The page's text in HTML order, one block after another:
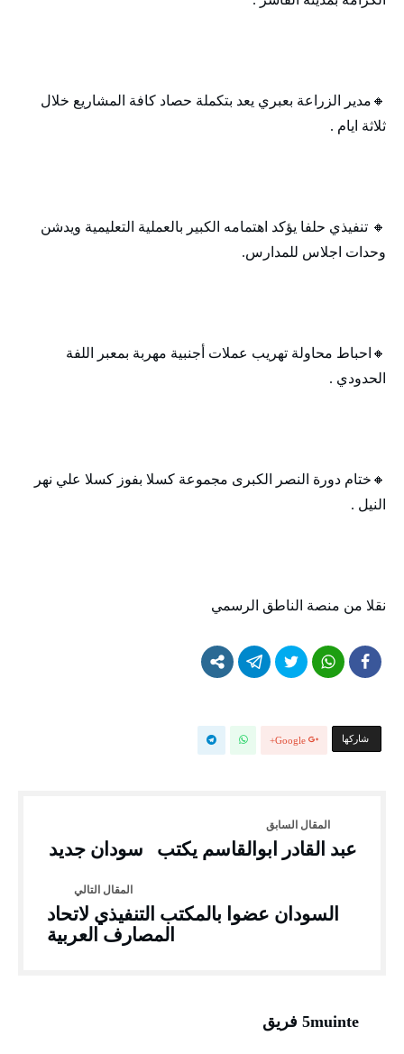
🔸‬‏مدير الزراعة بعبري يعد بتكملة حصاد كافة المشاريع خلال
ثلاثة ايام .
🔸‬‏ تنفيذي حلفا يؤكد اهتمامه الكبير بالعملية التعليمية ويدشن
وحدات اجلاس للمدارس.
🔸‬‏احباط محاولة تهريب عملات أجنبية مهربة بمعبر اللفة
الحدودي .
🔸‬‏ختام دورة النصر الكبرى مجموعة كسلا بفوز كسلا علي نهر
النيل .
‏نقلا من منصة الناطق الرسمي
‫‫ شاركها‬ Google+
عبد القادر ابوالقاسم يكتب سودان جديد
السودان عضوا بالمكتب التنفيذي لاتحاد
المصارف العربية
5muinte فريق